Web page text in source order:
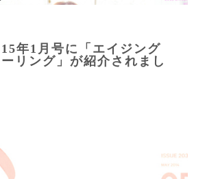
年1月号に「エイジング
リング」が紹介されまし